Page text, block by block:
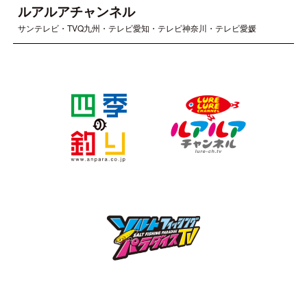
ルアルアチャンネル
サンテレビ・TVQ九州・テレビ愛知・テレビ神奈川・テレビ愛媛